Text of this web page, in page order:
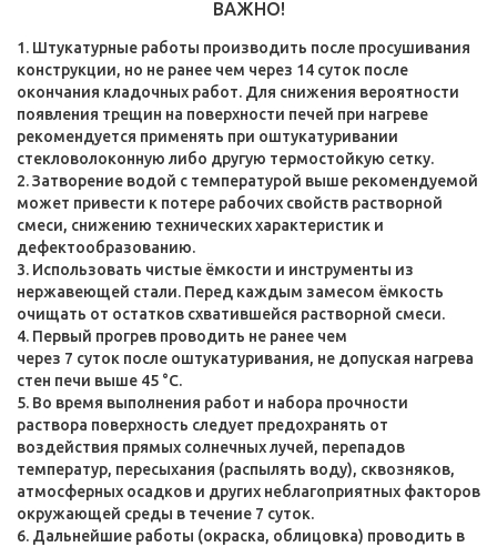
ВАЖНО!
Штукатурные работы производить после просушивания
конструкции, но не ранее чем через 14 суток после
окончания кладочных работ. Для снижения вероятности
появления трещин на поверхности печей при нагреве
рекомендуется применять при оштукатуривании
стекловолоконную либо другую термостойкую сетку.
2. Затворение водой с температурой выше рекомендуемой
может привести к потере рабочих свойств растворной
смеси, снижению технических характеристик и
дефектообразованию.
3. Использовать чистые ёмкости и инструменты из
нержавеющей стали. Перед каждым замесом ёмкость
очищать от остатков схватившейся растворной смеси.
4. Первый прогрев проводить не ранее чем
через 7 суток после оштукатуривания, не допуская нагрева
стен печи выше 45 °С.
5. Во время выполнения работ и набора прочности
раствора поверхность следует предохранять от
воздействия прямых солнечных лучей, перепадов
температур, пересыхания (распылять воду), сквозняков,
атмосферных осадков и других неблагоприятных факторов
окружающей среды в течение 7 суток.
6. Дальнейшие работы (окраска, облицовка) проводить в